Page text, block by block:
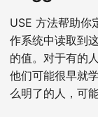
USE 方法帮助你
作系统中读取到
的值。对于有的
他们可能很早就
么明了的人，可